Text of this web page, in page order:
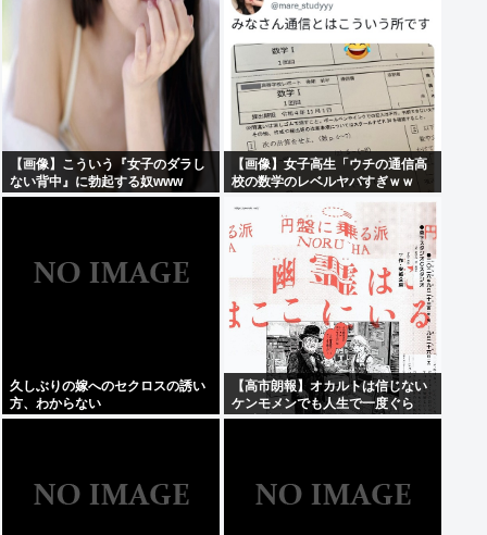
【画像】こういう『女子のダラし
ない背中』に勃起する奴www
【画像】女子高生「ウチの通信高
校の数学のレベルヤバすぎｗｗ
久しぶりの嫁へのセクロスの誘い
方、わからない
【高市朗報】オカルトは信じない
ケンモメンでも人生で一度ぐら
い"超自然的な体験"した事あるん